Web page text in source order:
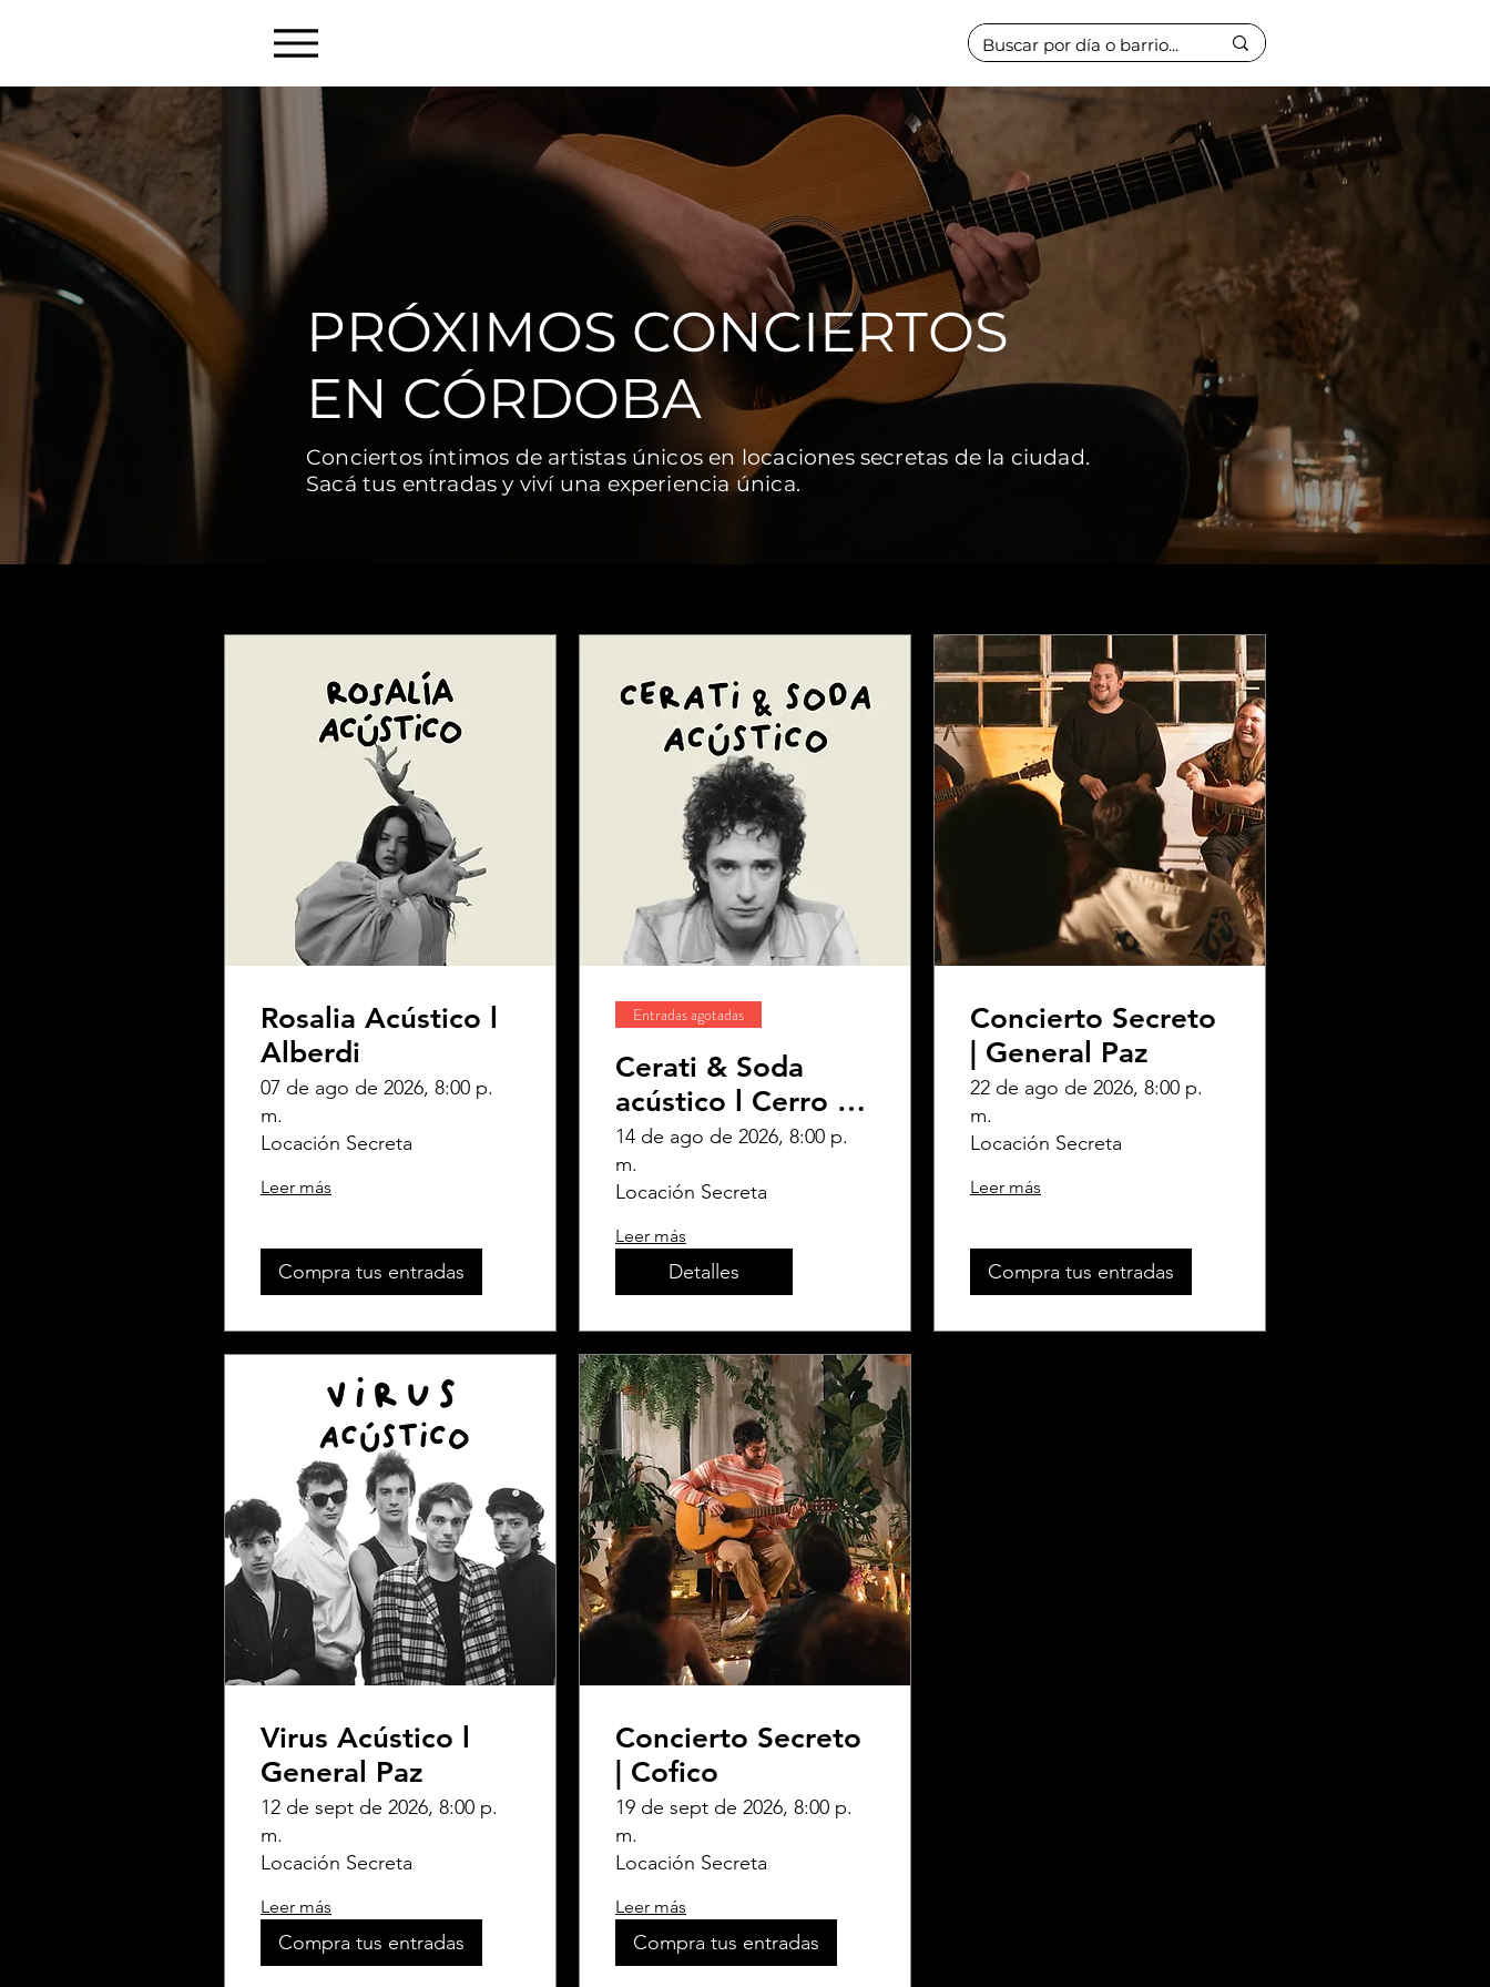
PRÓXIMOS CONCIERTOS
EN CÓRDOBA
Conciertos íntimos de artistas únicos en locaciones secretas de la ciudad.
Sacá tus entradas y viví una experiencia única.
Rosalia Acústico l
Alberdi
07 de ago de 2026, 8:00 p.
m.
Locación Secreta
Leer más
Compra tus entradas
Entradas agotadas
Cerati & Soda
acústico l Cerro de
las Rosas
14 de ago de 2026, 8:00 p.
m.
Locación Secreta
Leer más
Detalles
Concierto Secreto
| General Paz
22 de ago de 2026, 8:00 p.
m.
Locación Secreta
Leer más
Compra tus entradas
Virus Acústico l
General Paz
12 de sept de 2026, 8:00 p.
m.
Locación Secreta
Leer más
Compra tus entradas
Concierto Secreto
| Cofico
19 de sept de 2026, 8:00 p.
m.
Locación Secreta
Leer más
Compra tus entradas